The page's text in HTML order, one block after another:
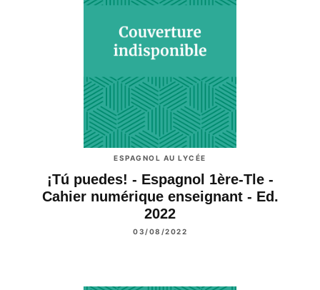
ESPAGNOL AU LYCÉE
¡Tú puedes! - Espagnol 1ère-Tle -
Cahier numérique enseignant - Ed.
2022
03/08/2022